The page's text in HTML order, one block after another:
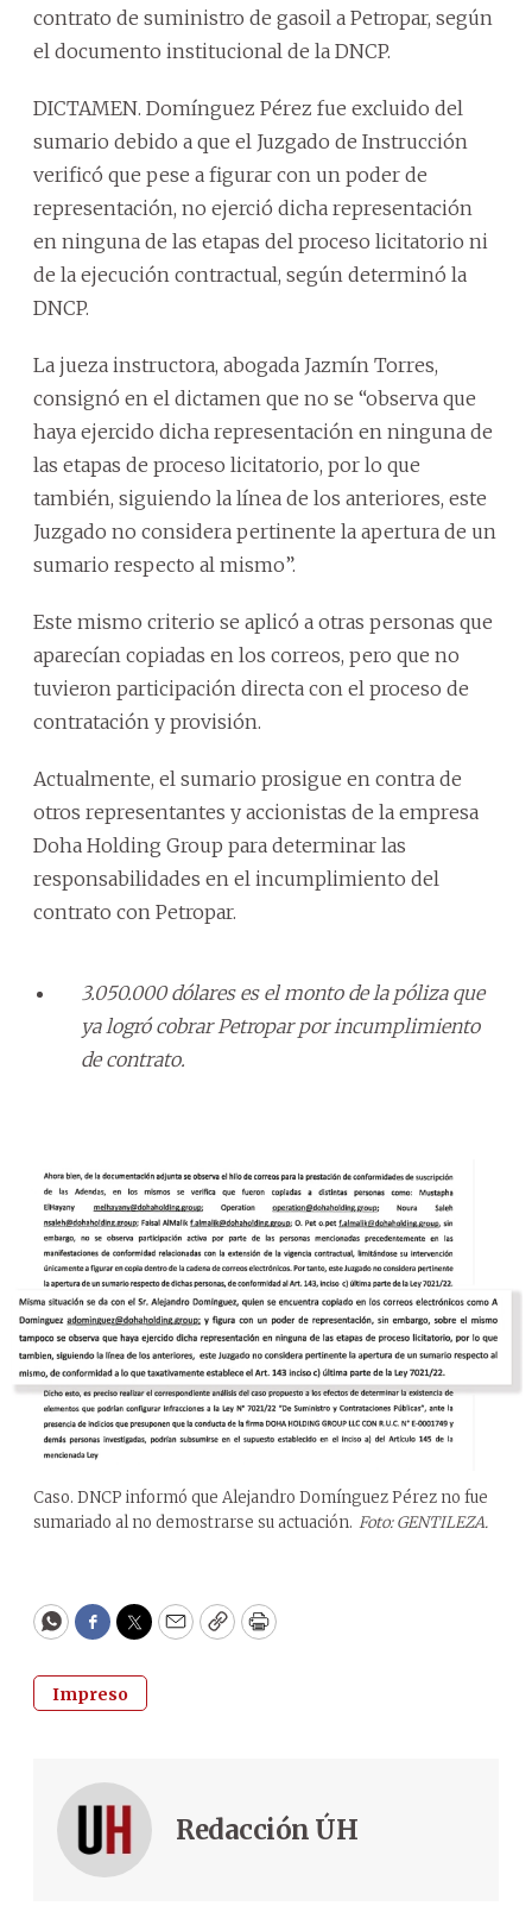
contrato de suministro de gasoil a Petropar, según
el documento institucional de la DNCP.
DICTAMEN. Domínguez Pérez fue excluido del
sumario debido a que el Juzgado de Instrucción
verificó que pese a figurar con un poder de
representación, no ejerció dicha representación
en ninguna de las etapas del proceso licitatorio ni
de la ejecución contractual, según determinó la
DNCP.
La jueza instructora, abogada Jazmín Torres,
consignó en el dictamen que no se “observa que
haya ejercido dicha representación en ninguna de
las etapas de proceso licitatorio, por lo que
también, siguiendo la línea de los anteriores, este
Juzgado no considera pertinente la apertura de un
sumario respecto al mismo”.
Este mismo criterio se aplicó a otras personas que
aparecían copiadas en los correos, pero que no
tuvieron participación directa con el proceso de
contratación y provisión.
Actualmente, el sumario prosigue en contra de
otros representantes y accionistas de la empresa
Doha Holding Group para determinar las
responsabilidades en el incumplimiento del
contrato con Petropar.
3.050.000 dólares es el monto de la póliza que
ya logró cobrar Petropar por incumplimiento
de contrato.
Caso. DNCP informó que Alejandro Domínguez Pérez no fue
sumariado al no demostrarse su actuación. Foto: GENTILEZA.
WhatsApp
Facebook
Twitter
EmailCopyPrint
Impreso
Redacción ÚH